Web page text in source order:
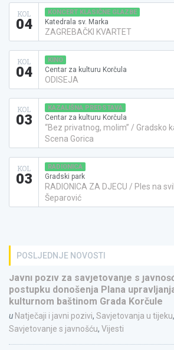
KOL
04
KONCERT KLASIČNE GLAZBE
Katedrala sv. Marka
ZAGREBAČKI KVARTET
KOL
04
KINO
Centar za kulturu Korčula
ODISEJA
KOL
03
KAZALIŠNA PREDSTAVA
Centar za kulturu Korčula
“Bez privatnog, molim” / Gradsko
Scena Gorica
KOL
03
RADIONICA
Gradski park
RADIONICA ZA DJECU / Ples na
Šeparović
POSLJEDNJE NOVOSTI
Javni poziv za savjetovanje s
postupku donošenja Plana
kulturnom baštinom Grada Korčule
u Natječaji i javni pozivi, Savjetovanja u tijeku,
Savjetovanje s javnošću, Vijesti